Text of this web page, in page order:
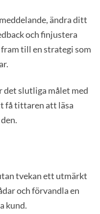
ändra ditt
och finjustera
till en strategi som
det slutliga målet med
få tittaren att läsa
tvekan ett utmärkt
och förvandla en
kund.